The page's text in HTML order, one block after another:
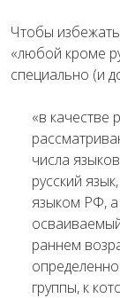
Чтобы
«любой кроме
специально (и
«в качестве
числа
русский
языком РФ, а
раннем
группы, к